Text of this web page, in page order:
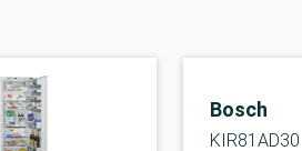
Bosch
KIR81AD30